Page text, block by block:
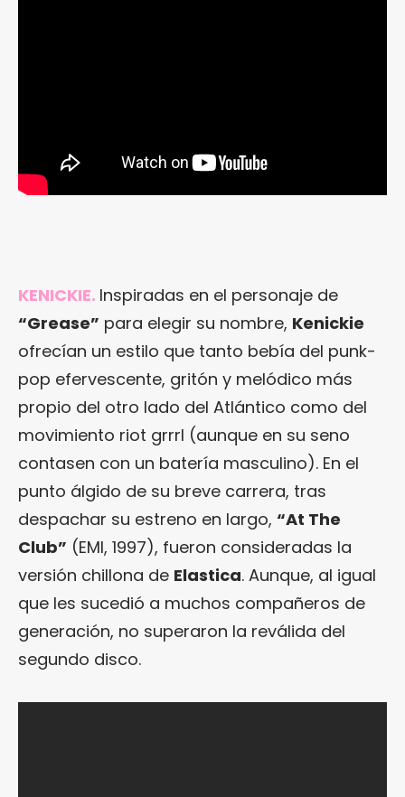
KENICKIE. Inspiradas en el personaje de
“Grease” para elegir su nombre, Kenickie
ofrecían un estilo que tanto bebía del punk-
pop efervescente, gritón y melódico más
propio del otro lado del Atlántico como del
movimiento riot grrrl (aunque en su seno
contasen con un batería masculino). En el
punto álgido de su breve carrera, tras
despachar su estreno en largo, “At The
Club” (EMI, 1997), fueron consideradas la
versión chillona de Elastica. Aunque, al igual
que les sucedió a muchos compañeros de
generación, no superaron la reválida del
segundo disco.